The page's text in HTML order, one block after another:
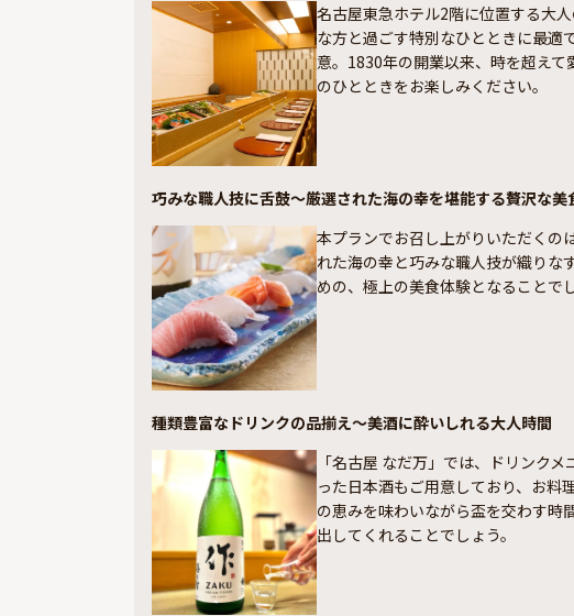
名古屋東急ホテル2階に位置する大
な方と過ごす特別なひとときに最適
意。1830年の開業以来、時を超え
のひとときをお楽しみください。
巧みな職人技に舌鼓〜厳選された海の幸を堪能する贅沢な美
本プランでお召し上がりいただくの
れた海の幸と巧みな職人技が織りな
めの、極上の美食体験となることでし
種類豊富なドリンクの品揃え〜美酒に酔いしれる大人時間
「名古屋 なだ万」では、ドリンク
った日本酒もご用意しており、お料
の恵みを味わいながら盃を交わす時
出してくれることでしょう。